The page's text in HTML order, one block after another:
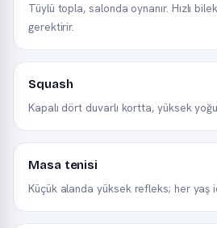
Tüylü topla, salonda oynanır. Hızlı
gerektirir.
Squash
Kapalı dört duvarlı kortta, yüksek
Masa tenisi
Küçük alanda yüksek refleks; her yaş